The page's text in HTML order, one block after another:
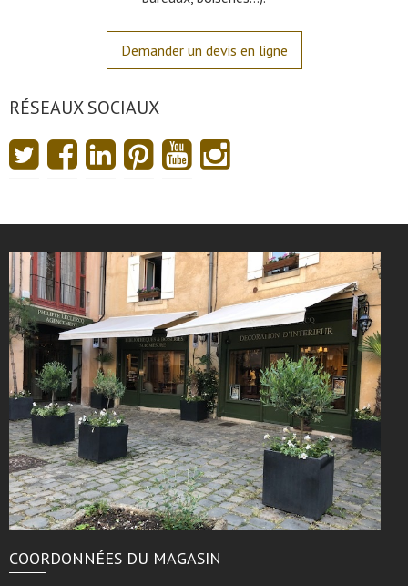
Demander un devis en ligne
RÉSEAUX SOCIAUX
COORDONNÉES DU MAGASIN